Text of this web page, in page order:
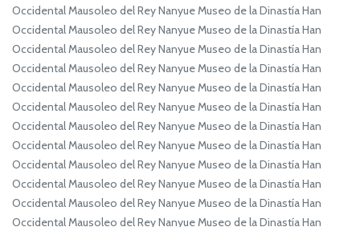
Occidental Mausoleo del Rey Nanyue Museo de la Dinastía Han
Occidental Mausoleo del Rey Nanyue Museo de la Dinastía Han
Occidental Mausoleo del Rey Nanyue Museo de la Dinastía Han
Occidental Mausoleo del Rey Nanyue Museo de la Dinastía Han
Occidental Mausoleo del Rey Nanyue Museo de la Dinastía Han
Occidental Mausoleo del Rey Nanyue Museo de la Dinastía Han
Occidental Mausoleo del Rey Nanyue Museo de la Dinastía Han
Occidental Mausoleo del Rey Nanyue Museo de la Dinastía Han
Occidental Mausoleo del Rey Nanyue Museo de la Dinastía Han
Occidental Mausoleo del Rey Nanyue Museo de la Dinastía Han
Occidental Mausoleo del Rey Nanyue Museo de la Dinastía Han
Occidental Mausoleo del Rey Nanyue Museo de la Dinastía Han